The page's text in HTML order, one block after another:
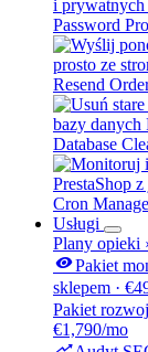
Password
Resend
Database
Cron
Usługi
Plany opieki
visibilityPakiet
sklepem ·
Pakiet
€1,790/mo